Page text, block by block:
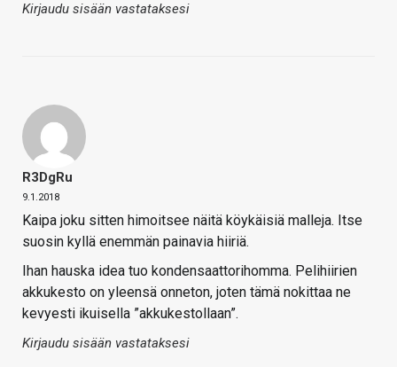
Kirjaudu sisään vastataksesi
R3DgRu
9.1.2018
Kaipa joku sitten himoitsee näitä köykäisiä malleja. Itse
suosin kyllä enemmän painavia hiiriä.
Ihan hauska idea tuo kondensaattorihomma. Pelihiirien
akkukesto on yleensä onneton, joten tämä nokittaa ne
kevyesti ikuisella ”akkukestollaan”.
Kirjaudu sisään vastataksesi